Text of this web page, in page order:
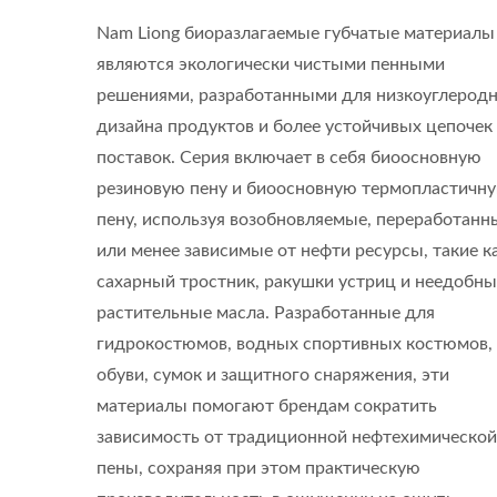
Nam Liong биоразлагаемые губчатые материалы
являются экологически чистыми пенными
решениями, разработанными для
дизайна продуктов и более устойчивых цепочек
поставок. Серия включает в себя биоосновную
резиновую пену и биоосновную
пену, используя возобновляемые,
или менее зависимые от нефти ресурсы, такие
сахарный тростник, ракушки устриц и
растительные масла. Разработанные для
гидрокостюмов, водных спортивных костюмов,
обуви, сумок и защитного снаряжения, эти
материалы помогают брендам сократить
зависимость от традиционной нефтехимической
пены, сохраняя при этом практическую